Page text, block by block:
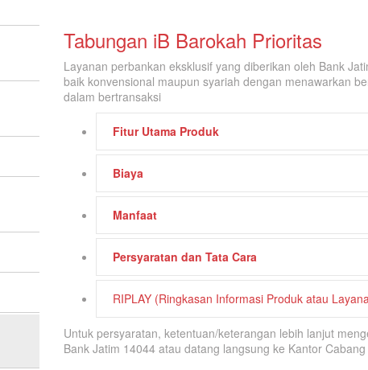
Tabungan iB Barokah Prioritas
Layanan perbankan eksklusif yang diberikan oleh Bank
baik konvensional maupun syariah dengan menawarkan
dalam bertransaksi
Fitur Utama Produk
Biaya
Manfaat
Persyaratan dan Tata Cara
RIPLAY (Ringkasan Informasi Produk atau
Untuk persyaratan, ketentuan/keterangan lebih lanjut
Bank Jatim 14044 atau datang langsung ke Kantor